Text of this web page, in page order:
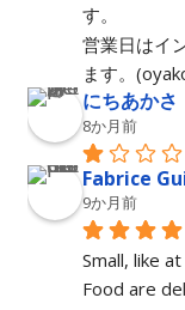
す。
営業日はイ
ます。
にちあかさ
8か月前
Fabrice
9か月前
Small, like
Food are